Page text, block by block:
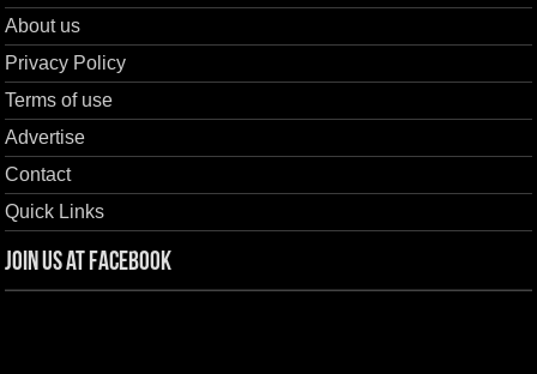
About us
Privacy Policy
Terms of use
Advertise
Contact
Quick Links
Join us at Facebook